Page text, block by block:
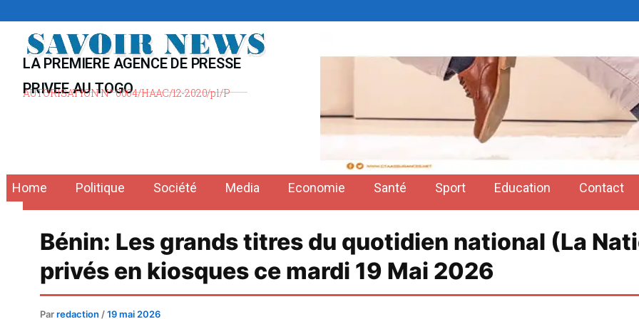
contenu
LA PREMIERE AGENCE DE PRESSE
PRIVEE AU TOGO
AUTORISATION N° 0004/HAAC/12-2020/pl/P
Home Politique Société Media Economie Santé Sport Education Contact
Bénin: Les grands titres du quotidien national (La
privés en kiosques ce mardi 19 Mai 2026
Parredaction /19 mai 2026